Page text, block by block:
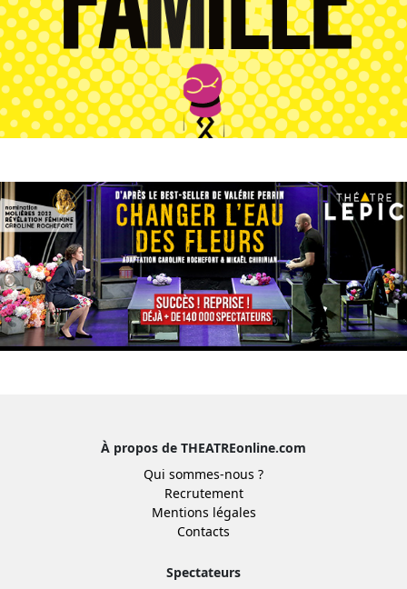
À propos de THEATREonline.com
Qui sommes-nous ?
Recrutement
Mentions légales
Contacts
Spectateurs